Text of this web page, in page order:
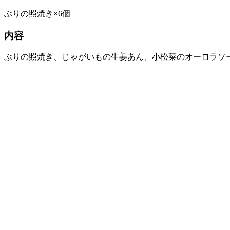
ぶりの照焼き×6個
内容
ぶりの照焼き、じゃがいもの生姜あん、小松菜のオーロラソ